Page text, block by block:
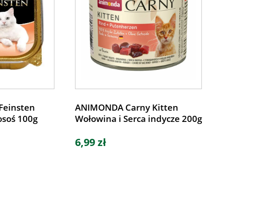
100g
ANIMONDA Carny Kitten
Wołowina i Serca indycze 200g
6,99 zł